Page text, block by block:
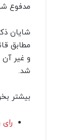
مدفوع شود با استناد به
شایان
مطابق
و غیر آن
شد.
بیشتر